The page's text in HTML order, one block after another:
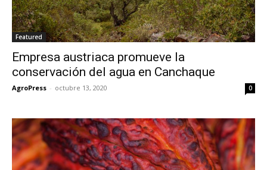
Featured
Empresa austriaca promueve la
conservación del agua en Canchaque
AgroPress - octubre 13, 2020 0